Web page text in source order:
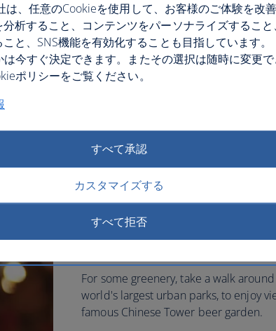
Munich
Fly to Munich with British
Marienplatz, in the heart of
by historic landmarks, like the
iconic clocktower – and the
For some greenery, take a walk
world's largest urban parks, to enjoy
famous Chinese Tower beer garden.
、任意のCookieを使用して、お客様のご体験を改善
析すること、コンテンツをパーソナライズするこ
と、SNS機能を有効化することも目指しています。
今すぐ決定できます。またその選択は随時に変更
ポリシーをご覧ください。
すべて承認
カスタマイズする
すべて拒否